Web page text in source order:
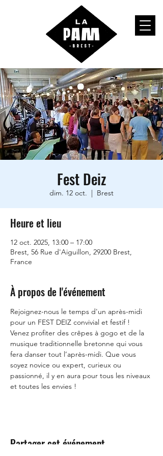
Fest Deiz
dim. 12 oct.
  |
Brest
Heure et lieu
12 oct. 2025, 13:00 – 17:00
Brest, 56 Rue d'Aiguillon, 29200 Brest,
France
À propos de l'événement
Rejoignez-nous le temps d'un après-midi
pour un FEST DEIZ convivial et festif !
Venez profiter des crêpes à gogo et de la
musique traditionnelle bretonne qui vous
fera danser tout l’après-midi. Que vous
soyez novice ou expert, curieux ou
passionné, il y en aura pour tous les niveaux
et toutes les envies !
Partager cet événement